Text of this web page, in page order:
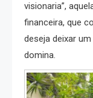
visionaria”,
financeira, que
deseja deixar
domina.